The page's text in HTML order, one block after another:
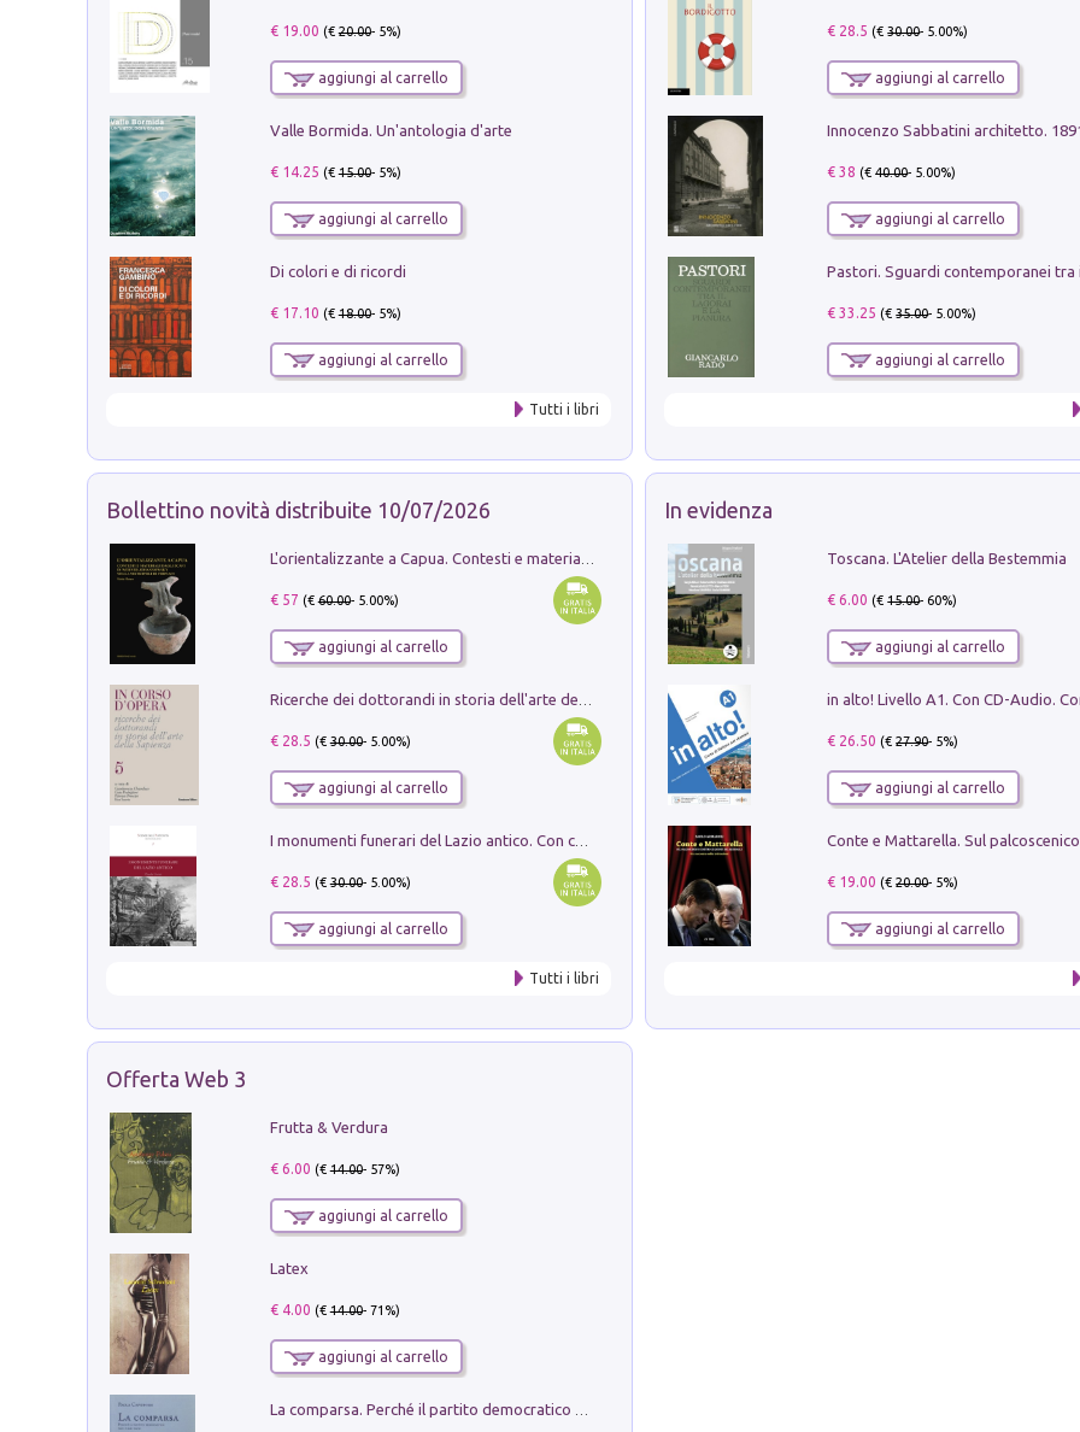
€ 19.00 (€20.00- 5%)
aggiungi al carrello
Valle Bormida. Un'antologia d'arte
€ 14.25 (€15.00- 5%)
aggiungi al carrello
Di colori e di ricordi
€ 17.10 (€18.00- 5%)
aggiungi al carrello
Tutti i libri
€ 28.5 (€30.00- 5.00%)
aggiungi al carrello
Innocenzo Sabbatini architetto.
€ 38 (€40.00- 5.00%)
aggiungi al carrello
€ 33.25 (€35.00- 5.00%)
aggiungi al carrello
Bollettino novità distribuite 10/07/2026
€ 57 (€60.00- 5.00%)
aggiungi al carrello
€ 28.5 (€30.00- 5.00%)
aggiungi al carrello
I monumenti funerari del Lazio antico. Con cartella con tavole
€ 28.5 (€30.00- 5.00%)
aggiungi al carrello
Tutti i libri
In evidenza
Toscana. L'Atelier della Bestemmia
€ 6.00 (€15.00- 60%)
aggiungi al carrello
€ 26.50 (€27.90- 5%)
aggiungi al carrello
€ 19.00 (€20.00- 5%)
aggiungi al carrello
Offerta Web 3
Frutta & Verdura
€ 6.00 (€14.00- 57%)
aggiungi al carrello
Latex
€ 4.00 (€14.00- 71%)
aggiungi al carrello